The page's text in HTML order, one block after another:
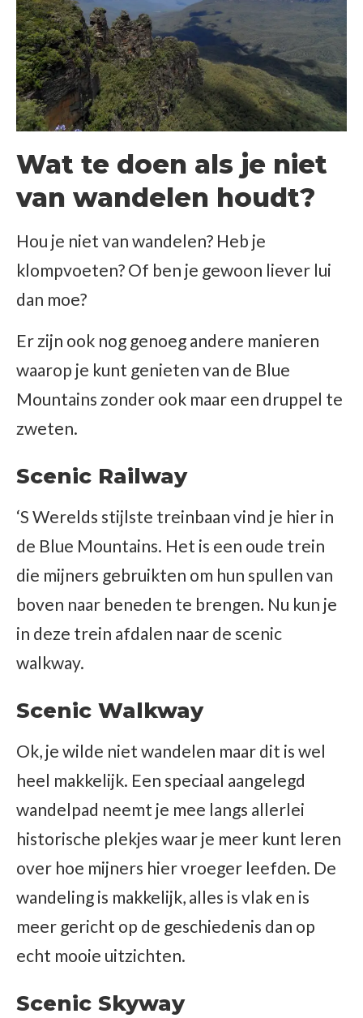
Wat te doen als je niet
van wandelen houdt?
Hou je niet van wandelen? Heb je
klompvoeten? Of ben je gewoon liever lui
dan moe?
Er zijn ook nog genoeg andere manieren
waarop je kunt genieten van de Blue
Mountains zonder ook maar een druppel te
zweten.
Scenic Railway
‘S Werelds stijlste treinbaan vind je hier in
de Blue Mountains. Het is een oude trein
die mijners gebruikten om hun spullen van
boven naar beneden te brengen. Nu kun je
in deze trein afdalen naar de scenic
walkway.
Scenic Walkway
Ok, je wilde niet wandelen maar dit is wel
heel makkelijk. Een speciaal aangelegd
wandelpad neemt je mee langs allerlei
historische plekjes waar je meer kunt leren
over hoe mijners hier vroeger leefden. De
wandeling is makkelijk, alles is vlak en is
meer gericht op de geschiedenis dan op
echt mooie uitzichten.
Scenic Skyway